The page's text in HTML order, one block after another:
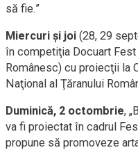
să fie.”
Miercuri şi joi (28, 29
în competiţia Docuart
Românesc) cu proiecţii la
Naţional al Ţăranului
Duminică, 2 octombrie,
va fi proiectat în cadrul
propune să promoveze